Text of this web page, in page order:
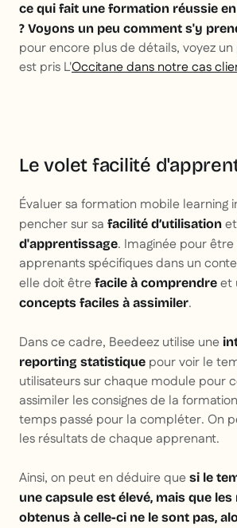
ce qui fait une formation réussie
? Voyons un peu comment s'y
pour encore plus de détails, voyez
est pris L'Occitane dans notre cas
Le volet facilité
Évaluer sa formation mobile learning
pencher sur sa facilité d’utilisation
d'apprentissage. Imaginée pour
apprenants spécifiques dans un
elle doit être facile à comprendre et
concepts faciles à assimiler.
Dans ce cadre, Beedeez utilise une
reporting statistique pour voir le
utilisateurs sur chaque module pour
assimiler les consignes de la
temps passé pour la compléter. On
les résultats de chaque apprenant.
Ainsi, on peut en déduire que si le
une capsule est élevé, mais que
obtenus à celle-ci ne le sont pas,